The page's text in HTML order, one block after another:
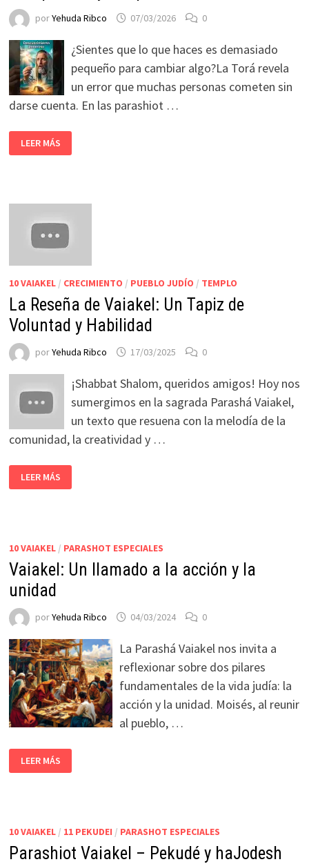
porYehuda Ribco 07/03/2026 0
¿Sientes que lo que haces es demasiado
pequeño para cambiar algo?La Torá revela
un error que muchas personas cometen sin
darse cuenta. En las parashiot …
LEER MÁS
10 VAIAKEL/ CRECIMIENTO / PUEBLO JUDÍO / TEMPLO
La Reseña de Vaiakel: Un Tapiz de
Voluntad y Habilidad
porYehuda Ribco 17/03/2025 0
¡Shabbat Shalom, queridos amigos! Hoy nos
sumergimos en la sagrada Parashá Vaiakel,
un texto que resuena con la melodía de la
comunidad, la creatividad y …
LEER MÁS
10 VAIAKEL/ PARASHOT ESPECIALES
Vaiakel: Un llamado a la acción y la
unidad
porYehuda Ribco 04/03/2024 0
La Parashá Vaiakel nos invita a
reflexionar sobre dos pilares
fundamentales de la vida judía: la
acción y la unidad. Moisés, al reunir
al pueblo, …
LEER MÁS
10 VAIAKEL/ 11 PEKUDEI / PARASHOT ESPECIALES
Parashiot Vaiakel – Pekudé y haJodesh